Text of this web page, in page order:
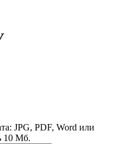
JPG, PDF, Word или
10 Мб.